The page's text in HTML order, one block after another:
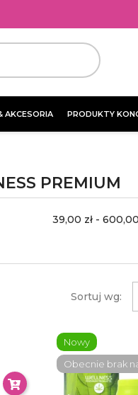
AKCESORIA PRODUKTY
PREMIUM
39,00 zł -
Sortuj wg:
Nowy
Obecnie brak